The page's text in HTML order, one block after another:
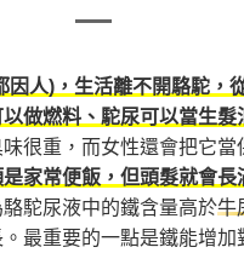
因人)，生活離不開駱駝，
做燃料、駝尿可以當生髮
很重，而女性還會把它當
家常便飯，但頭髮就會
駱駝尿液中的鐵含量高於牛
最重要的一點是鐵能增